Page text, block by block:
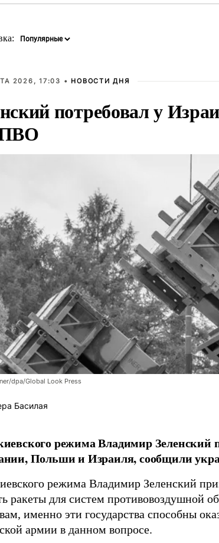
2026, 17:03 • НОВОСТИ ДНЯ
потребовал у
dpa/Global Look Press
Басилая
режима Владимир
Польши и Израиля, сообщили
режима Владимир Зеленский
ракеты для систем противовоздушной
именно эти государства способны
армии в данном вопросе.